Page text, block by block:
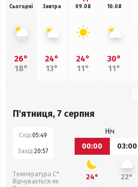
Сьогодні
26°
18°
Завтра
24°
13°
09.08
24°
11°
10.08
30°
11°
П'ятниця, 7 серпня
Схід:05:49
Захід:20:57
Температура С°
Відчувається як
Ніч
00:00
03:00
24° 22°